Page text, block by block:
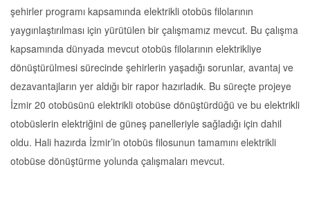
şehirler programı kapsamında elektrikli otobüs filolarının
yaygınlaştırılması için yürütülen bir çalışmamız mevcut. Bu çalışma
kapsamında dünyada mevcut otobüs filolarının elektrikliye
dönüştürülmesi sürecinde şehirlerin yaşadığı sorunlar, avantaj ve
dezavantajların yer aldığı bir rapor hazırladık. Bu süreçte projeye
İzmir 20 otobüsünü elektrikli otobüse dönüştürdüğü ve bu elektrikli
otobüslerin elektriğini de güneş panelleriyle sağladığı için dahil
oldu. Hali hazırda İzmir’in otobüs filosunun tamamını elektrikli
otobüse dönüştürme yolunda çalışmaları mevcut.